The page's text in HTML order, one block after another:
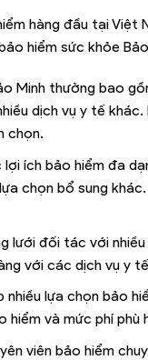
hàng đầu tại Việt
hiểm sức khỏe
Minh thường bao
dịch vụ y tế
chọn.
lợi ích bảo hiểm đa
chọn bổ sung
lưới đối tác với
với các dịch vụ y
nhiều lựa chọn bảo
và mức phí phù
viên bảo hiểm